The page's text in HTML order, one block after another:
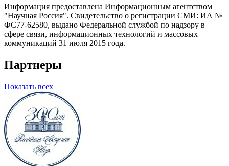
Информация предоставлена Информационным агентством
"Научная Россия". Свидетельство о регистрации СМИ: ИА №
ФС77-62580, выдано Федеральной службой по надзору в
сфере связи, информационных технологий и массовых
коммуникаций 31 июля 2015 года.
Партнеры
Показать всех